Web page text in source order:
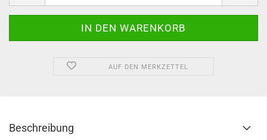
AUF DEN MERKZETTEL
Beschreibung